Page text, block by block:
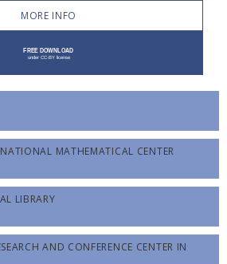
MORE INFO
MATHEMATICAL CENTER
LIBRARY
AND CONFERENCE CENTER IN